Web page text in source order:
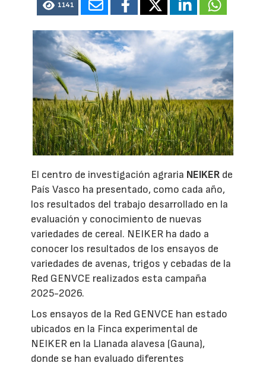
1141
El centro de investigación agraria NEIKER de
País Vasco ha presentado, como cada año,
los resultados del trabajo desarrollado en la
evaluación y conocimiento de nuevas
variedades de cereal. NEIKER ha dado a
conocer los resultados de los ensayos de
variedades de avenas, trigos y cebadas de la
Red GENVCE realizados esta campaña
2025-2026.
Los ensayos de la Red GENVCE han estado
ubicados en la Finca experimental de
NEIKER en la Llanada alavesa (Gauna),
donde se han evaluado diferentes